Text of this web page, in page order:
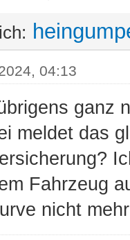
04:13
ganz
meldet das
Fahrzeug
nicht